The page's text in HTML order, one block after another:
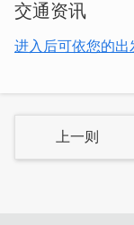
交通资讯
进入后可依您的
上一则